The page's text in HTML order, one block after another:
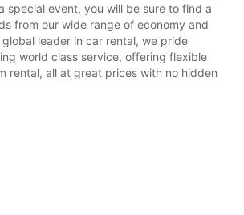
special event, you will be sure to find a
from our wide range of economy and
leader in car rental, we pride
world class service, offering flexible
rental, all at great prices with no hidden